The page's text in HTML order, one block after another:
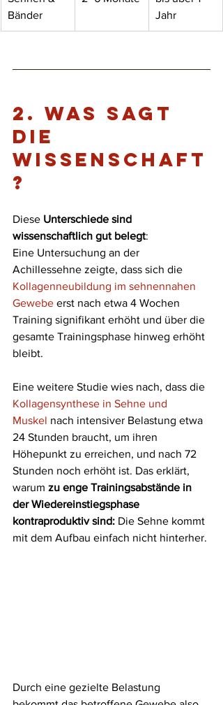
Bänder
Jahr
2. Was sagt
die
Wissenschaft
?
Diese Unterschiede sind
wissenschaftlich gut belegt:
Eine Untersuchung an der
Achillessehne zeigte, dass sich die
Kollagenneubildung im sehnennahen
Gewebe erst nach etwa 4 Wochen
Training signifikant erhöht und über die
gesamte Trainingsphase hinweg erhöht
bleibt.
Eine weitere Studie wies nach, dass die
Kollagensynthese in Sehne und
Muskel nach intensiver Belastung etwa
24 Stunden braucht, um ihren
Höhepunkt zu erreichen, und nach 72
Stunden noch erhöht ist. Das erklärt,
warum zu enge Trainingsabstände in
der Wiedereinstiegsphase
kontraproduktiv sind: Die Sehne kommt
mit dem Aufbau einfach nicht hinterher.
Durch eine gezielte Belastung